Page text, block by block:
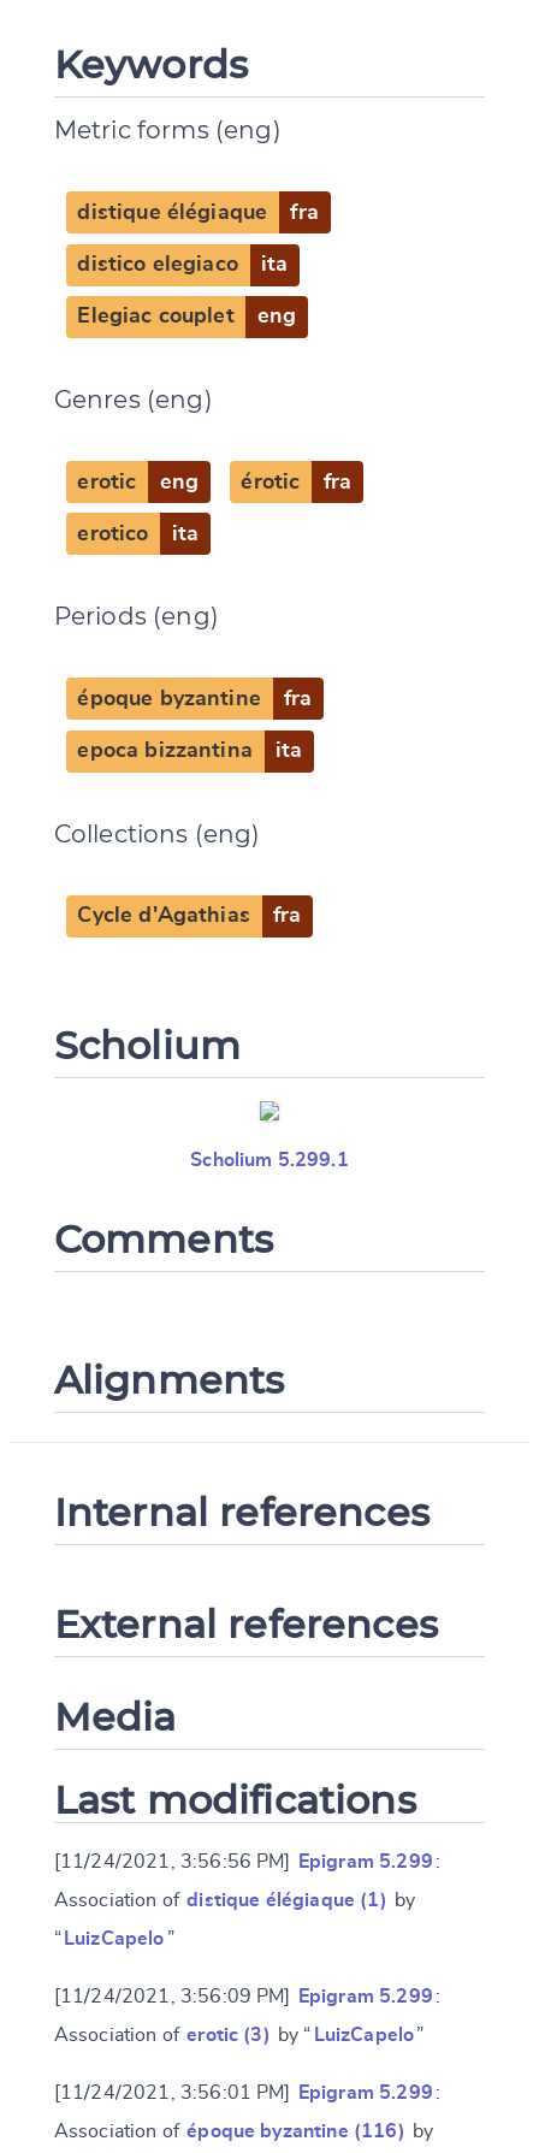
Keywords
Metric forms (eng)
distique élégiaque fra
distico elegiaco ita
Elegiac couplet eng
Genres (eng)
erotic eng érotic fra
erotico ita
Periods (eng)
époque byzantine fra
epoca bizzantina ita
Collections (eng)
Cycle d'Agathias fra
Scholium
Scholium 5.299.1
Comments
Alignments
Internal references
External references
Media
Last modifications
[11/24/2021, 3:56:56 PM] Epigram 5.299 :
Association of distique élégiaque (1)
by
“ LuizCapelo ”
[11/24/2021, 3:56:09 PM] Epigram 5.299 :
Association of erotic (3) by “ LuizCapelo”
[11/24/2021, 3:56:01 PM] Epigram 5.299 :
Association of époque byzantine (116)
by
CANCEL SUBMIT & CHANGE